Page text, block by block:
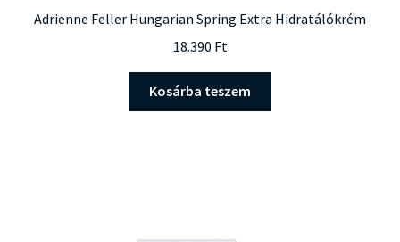
Adrienne Feller Hungarian Spring Extra Hidratálókrém
18.390 Ft
Kosárba teszem